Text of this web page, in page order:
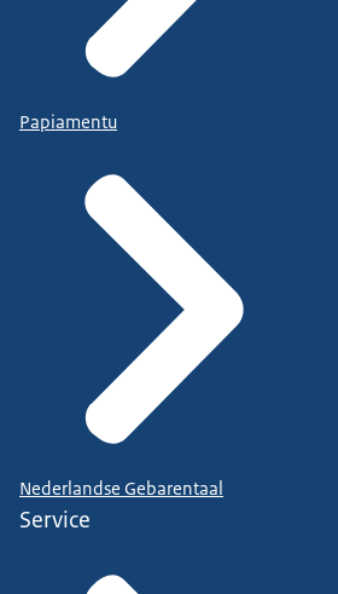
Papiamentu
Nederlandse Gebarentaal
Service